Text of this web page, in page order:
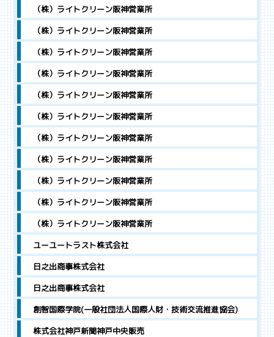
（株）ライトクリーン阪神営業所
（株）ライトクリーン阪神営業所
（株）ライトクリーン阪神営業所
（株）ライトクリーン阪神営業所
（株）ライトクリーン阪神営業所
（株）ライトクリーン阪神営業所
（株）ライトクリーン阪神営業所
（株）ライトクリーン阪神営業所
（株）ライトクリーン阪神営業所
（株）ライトクリーン阪神営業所
（株）ライトクリーン阪神営業所
ユーユートラスト株式会社
日之出商事株式会社
日之出商事株式会社
創智国際学院(一般社団法人国際人財・技術交流推進協会)
株式会社神戸新聞神戸中央販売